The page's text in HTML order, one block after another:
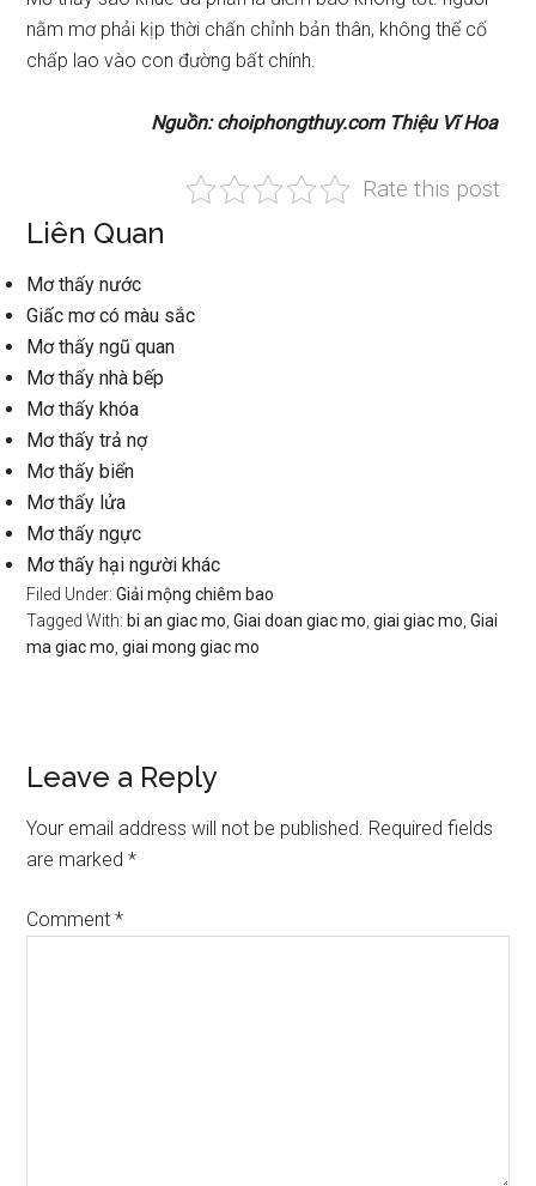
nằm mơ phải kịp thời chấn chỉnh bản thân, không thể cố
chấp lao vào con đường bất chính.
Nguồn: choiphongthuy.com Thiệu Vĩ Hoa
Rate this post
Liên Quan
Mơ thấy nước
Giấc mơ có màu sắc
Mơ thấy ngũ quan
Mơ thấy nhà bếp
Mơ thấy khóa
Mơ thấy trả nợ
Mơ thấy biển
Mơ thấy lửa
Mơ thấy ngực
Mơ thấy hại người khác
Filed Under:Giải mộng chiêm bao
Tagged With: bi an giac mo ,Giai doan giac mo ,giai giac mo ,Giai
ma giac mo ,giai mong giac mo
Reader
Interactions
Leave a Reply
Your email address will not be published. Required fields
are marked*
Comment*